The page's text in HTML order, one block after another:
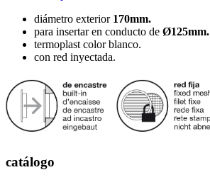
diámetro exterior 170mm.
para insertar en conducto de Ø125mm.
termoplast color blanco.
con red inyectada.
catálogo